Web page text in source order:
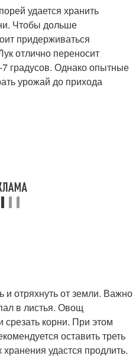
удается хранить
Чтобы дольше
придерживаться
отлично переносит
градусов. Однако опытные
урожай до прихода
и отряхнуть от земли. Важно
в листья. Овощ
срезать корни. При этом
оставить треть
удастся продлить.